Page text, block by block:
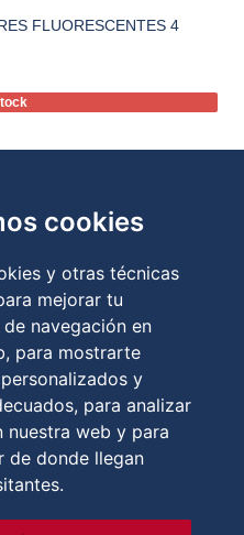
cookies
y otras técnicas
mejorar tu
navegación en
para mostrarte
y
para analizar
nuestra web y para
de donde llegan
FLUORESCENTES 4
COMPRAR
Stock:
|Formulario de contacto|Aviso
|Política de cookies|RGPD
de cookies